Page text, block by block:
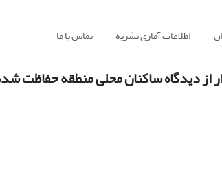
اطلاعات آماری نشریه تماس با ما
از دیدگاه ساکنان محلی منطقه حفاظت